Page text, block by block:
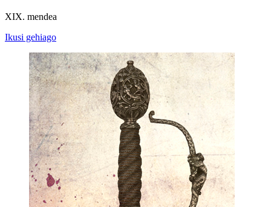
XIX. mendea
Ikusi gehiago